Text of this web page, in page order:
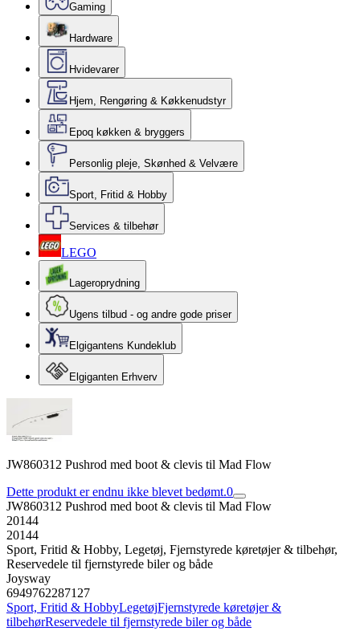
Gaming
Hardware
Hvidevarer
Hjem, Rengøring & Køkkenudstyr
Epoq køkken & bryggers
Personlig pleje, Skønhed & Velvære
Sport, Fritid & Hobby
Services & tilbehør
LEGO
Lageroprydning
Ugens tilbud - og andre gode priser
Elgigantens Kundeklub
Elgiganten Erhverv
JW860312 Pushrod med boot & clevis til Mad Flow
Dette produkt er endnu ikke blevet bedømt.0
JW860312 Pushrod med boot & clevis til Mad Flow
20144
20144
Sport, Fritid & Hobby, Legetøj, Fjernstyrede køretøjer & tilbehør,
Reservedele til fjernstyrede biler og både
Joysway
6949762287127
Sport, Fritid & HobbyLegetøjFjernstyrede køretøjer &
tilbehørReservedele til fjernstyrede biler og både